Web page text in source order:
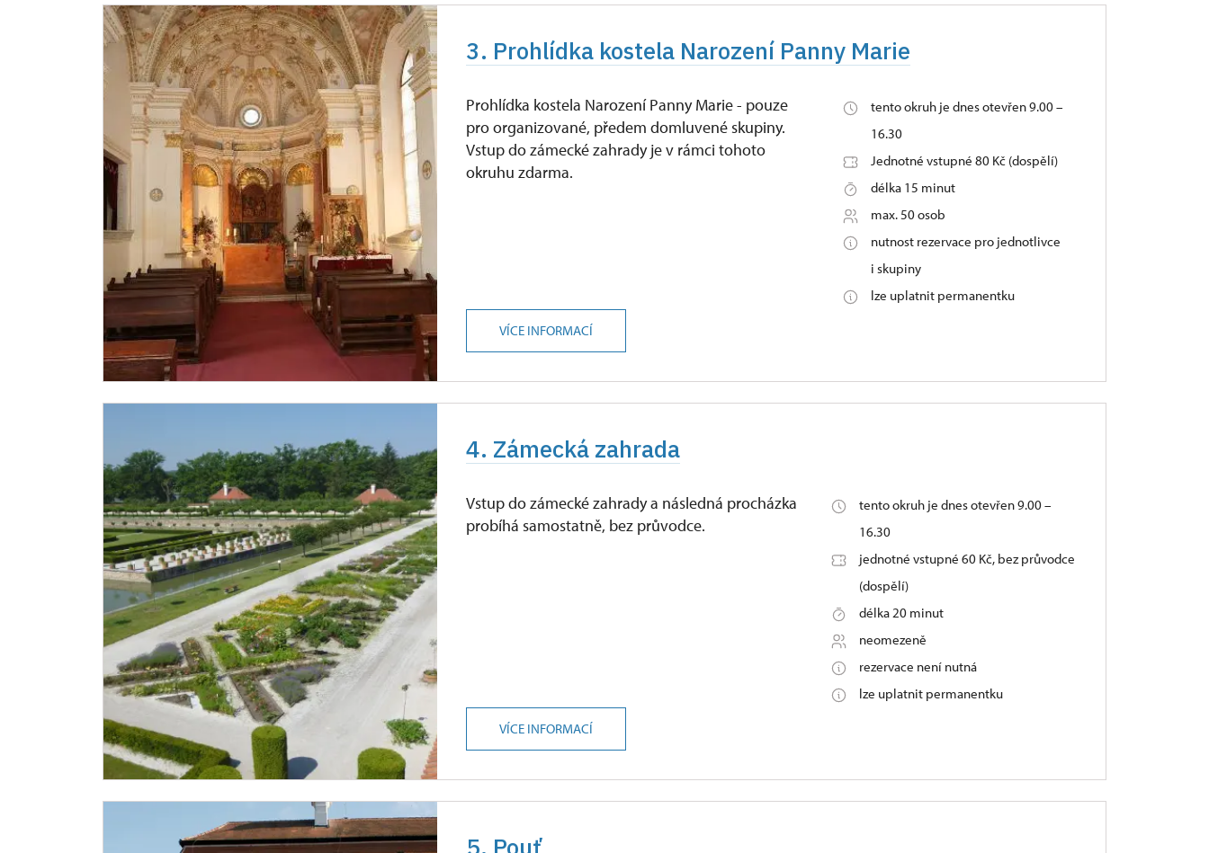
3. Prohlídka kostela Narození Panny Marie
Prohlídka kostela Narození Panny Marie - pouze
pro organizované, předem domluvené skupiny.
Vstup do zámecké zahrady je v rámci tohoto
okruhu zdarma.
tento okruh je dnes otevřen 9.00 –
16.30
Jednotné vstupné 80 Kč (dospělí)
délka 15 minut
max. 50 osob
nutnost rezervace pro jednotlivce
i skupiny
lze uplatnit permanentku
VÍCE INFORMACÍ
4. Zámecká zahrada
Vstup do zámecké zahrady a následná procházka
probíhá samostatně, bez průvodce.
tento okruh je dnes otevřen 9.00 –
16.30
jednotné vstupné 60 Kč, bez průvodce
(dospělí)
délka 20 minut
neomezeně
rezervace není nutná
lze uplatnit permanentku
VÍCE INFORMACÍ
5. Pouť